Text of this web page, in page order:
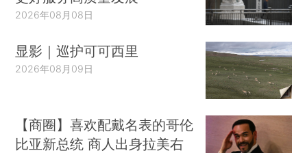
2026年08月08日
显影｜巡护可可西里
2026年08月09日
【商圈】喜欢配戴名表的哥伦
比亚新总统 商人出身拉美右